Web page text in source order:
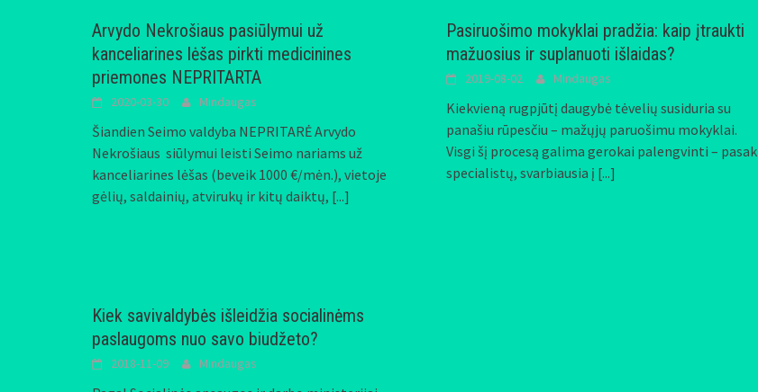
Arvydo Nekrošiaus pasiūlymui už
kanceliarines lėšas pirkti medicinines
priemones NEPRITARTA
2020-03-30 Mindaugas
Šiandien Seimo valdyba NEPRITARĖ Arvydo
Nekrošiaus siūlymui leisti Seimo nariams už
kanceliarines lėšas (beveik 1000 €/mėn.), vietoje
gėlių, saldainių, atvirukų ir kitų daiktų, [...]
Pasiruošimo mokyklai pradžia: kaip įtraukti
mažuosius ir suplanuoti išlaidas?
2019-08-02 Mindaugas
Kiekvieną rugpjūtį daugybė tėvelių susiduria su
panašiu rūpesčiu – mažųjų paruošimu mokyklai.
Visgi šį procesą galima gerokai palengvinti – pasak
specialistų, svarbiausia į [...]
Kiek savivaldybės išleidžia socialinėms
paslaugoms nuo savo biudžeto?
2018-11-09 Mindaugas